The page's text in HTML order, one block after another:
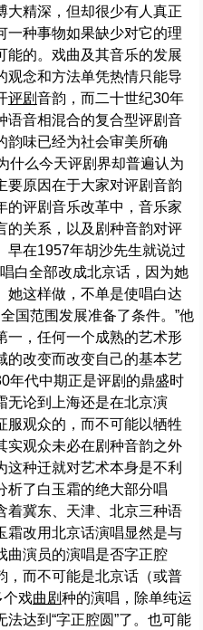
大精深，但却很少有人真正
一种事物如果缺少对它的理
能的。戏曲及其音乐的发展
观念和方法单凭热情只能导
评剧音韵，而二十世纪30年
语音相混合的复合型评剧音
韵味已经为社会审美所确
什么今天评剧界却普遍认为
要原因在于大家对评剧音韵
的评剧音乐改革中，音乐家
的关系，以及剧种音韵对评
早在1957年胡沙先生就说过
白全部改成北京话，因为她
她这样做，不单是使唱白达
国范围发展准备了条件。”他
一，任何一个成熟的艺术形
的改变而改变自己的基本艺
年代中期正是评剧的鼎盛时
无论到上海还是在北京演
服观众的，而不可能以牺牲
实观众未必在剧种音韵之外
这种迁就对艺术本身是不利
析了白玉霜的绝大部分唱
着冀东、天津、北京三种语
霜改用北京话演唱显然是与
曲演员的演唱是否字正腔
，而不可能是北京话（或普
个戏曲剧种的演唱，除单纯运
达到“字正腔圆”了。也可能